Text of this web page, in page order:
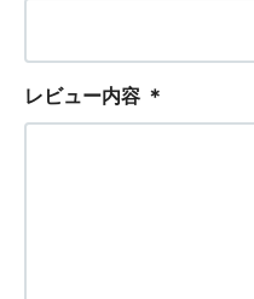
レビュー内容 ＊